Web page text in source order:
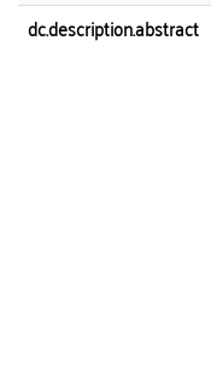
dc.description.abstract